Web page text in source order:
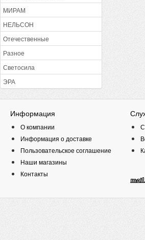
МИРАМ
НЕЛЬСОН
Отечественные
Разное
Светосила
ЭРА
Информация
О компании
Информация о доставке
Пользовательское соглашение
Наши магазины
Контакты